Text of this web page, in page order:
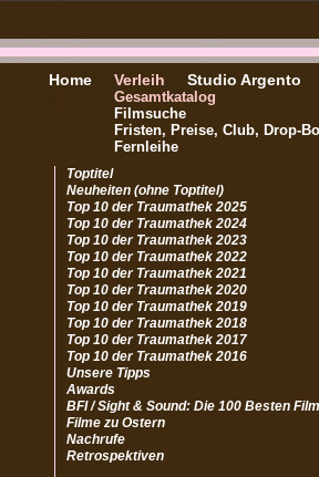
Home Verleih
Gesamtkatalog
Filmsuche
Fristen, Preise, Club, Drop-
Fernleihe
Studio Argento
Toptitel
Neuheiten (ohne Toptitel)
Top 10 der Traumathek 2025
Top 10 der Traumathek 2024
Top 10 der Traumathek 2023
Top 10 der Traumathek 2022
Top 10 der Traumathek 2021
Top 10 der Traumathek 2020
Top 10 der Traumathek 2019
Top 10 der Traumathek 2018
Top 10 der Traumathek 2017
Top 10 der Traumathek 2016
Unsere Tipps
Awards
BFI / Sight & Sound: Die 100 Besten
Filme zu Ostern
Nachrufe
Retrospektiven